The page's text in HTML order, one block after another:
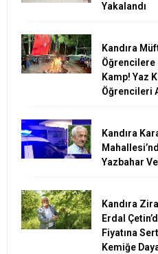
Yakalandı
Kandıra
Öğrencilere
Kamp! Yaz
Öğrencileri
Kandıra
Yazbahar
Kandıra
Erdal
Fiyatına
Kemiğe